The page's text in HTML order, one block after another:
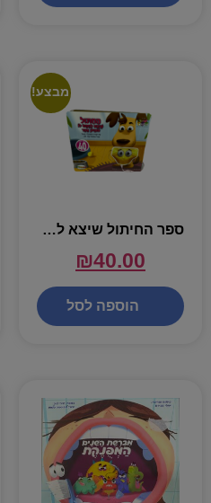
מבצע!
ספר החיתול שיצא לחפש
₪40.00
הוספה לסל